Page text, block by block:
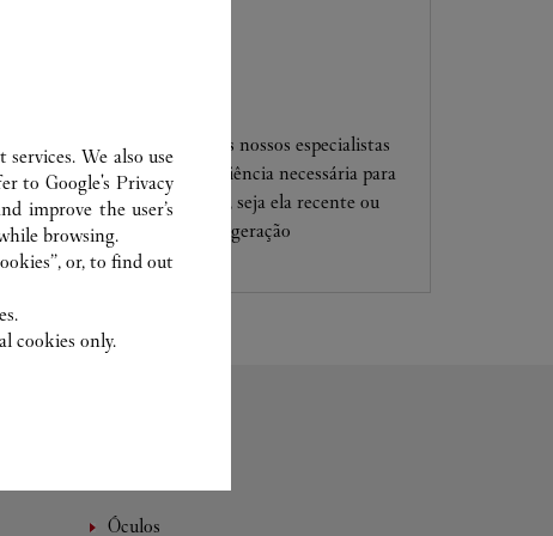
Confie suas criações para os nossos especialistas
Cartier, só eles têm a experiência necessária para
analisar e reparar a sua jóia, seja ela recente ou
transmitida de geração em geração
Óculos
We also use
toGoogle's Privacy
improve the user’s
browsing.
or, to find out
cookies only.